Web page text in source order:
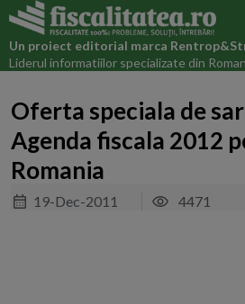
Un proiect editorial marca
Liderul informatiilor specializate din
Oferta speciala de
Agenda fiscala 2012
Romania
19-Dec-2011 4471